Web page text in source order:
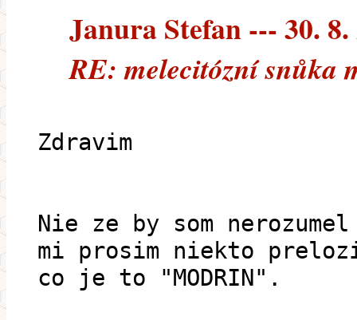
Janura Stefan --- 30. 8.
RE: melecitózní snůka
Zdravim
Nie ze by som
mi prosim niekto
co je to "MODRIN".